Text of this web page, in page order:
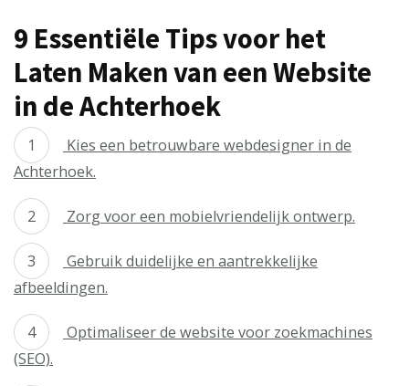
9 Essentiële Tips voor het
Laten Maken van een Website
in de Achterhoek
Kies een betrouwbare webdesigner in de
Achterhoek.
Zorg voor een mobielvriendelijk ontwerp.
Gebruik duidelijke en aantrekkelijke
afbeeldingen.
Optimaliseer de website voor zoekmachines
(SEO).